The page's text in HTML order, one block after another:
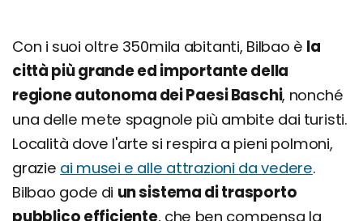
Con i suoi oltre 350mila abitanti, Bilbao è la
città più grande ed importante della
regione autonoma dei Paesi Baschi, nonché
una delle mete spagnole più ambite dai turisti.
Località dove l'arte si respira a pieni polmoni,
grazie ai musei e alle attrazioni da vedere.
Bilbao gode di un sistema di trasporto
pubblico efficiente, che ben compensa la